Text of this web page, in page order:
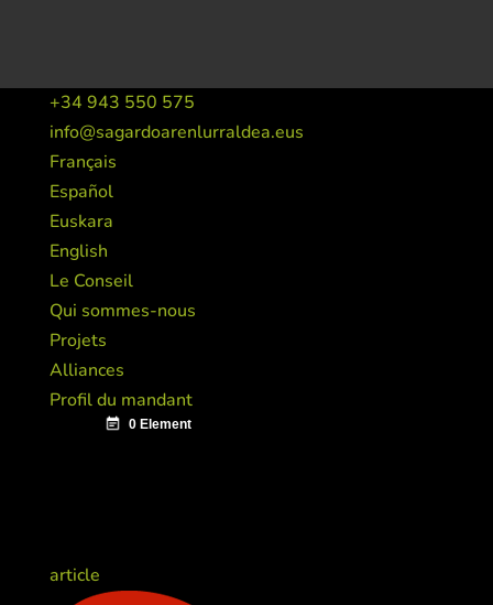
+34 943 550 575
info@sagardoarenlurraldea.eus
Français
Español
Euskara
English
Le Conseil
Qui sommes-nous
Projets
Alliances
Profil du mandant
article